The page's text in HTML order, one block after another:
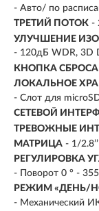
- Авто/ по
ТРЕТИЙ ПОТОК -
УЛУЧШЕНИЕ
- 120дБ WDR, 3D
КНОПКА
ЛОКАЛЬНОЕ
- Слот для
СЕТЕВОЙ
ТРЕВОЖНЫЕ
МАТРИЦА - 1/
РЕГУЛИРОВКА
- Поворот 0 ° -
РЕЖИМ «ДЕНЬ/
- Механический